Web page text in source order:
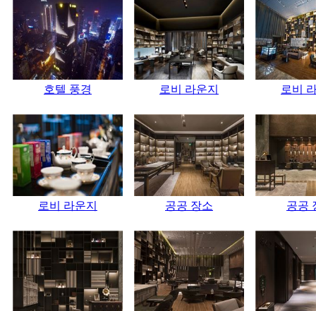
호텔 풍경 로비 라운지 로비
로비 라운지 공공 장소 공공